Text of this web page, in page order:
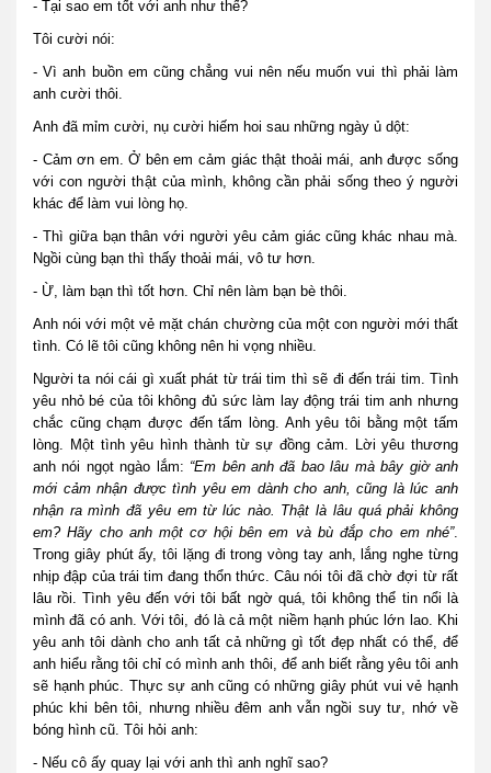
- Tại sao em tốt với anh như thế?
Tôi cười nói:
- Vì anh buồn em cũng chẳng vui nên nếu muốn vui thì phải làm
anh cười thôi.
Anh đã mỉm cười, nụ cười hiếm hoi sau những ngày ủ dột:
- Cảm ơn em. Ở bên em cảm giác thật thoải mái, anh được sống
với con người thật của mình, không cần phải sống theo ý người
khác để làm vui lòng họ.
- Thì giữa bạn thân với người yêu cảm giác cũng khác nhau mà.
Ngồi cùng bạn thì thấy thoải mái, vô tư hơn.
- Ừ, làm bạn thì tốt hơn. Chỉ nên làm bạn bè thôi.
Anh nói với một vẻ mặt chán chường của một con người mới thất
tình. Có lẽ tôi cũng không nên hi vọng nhiều.
Người ta nói cái gì xuất phát từ trái tim thì sẽ đi đến trái tim. Tình
yêu nhỏ bé của tôi không đủ sức làm lay động trái tim anh nhưng
chắc cũng chạm được đến tấm lòng. Anh yêu tôi bằng một tấm
lòng. Một tình yêu hình thành từ sự đồng cảm. Lời yêu thương
anh nói ngọt ngào lắm: “Em bên anh đã bao lâu mà bây giờ anh
mới cảm nhận được tình yêu em dành cho anh, cũng là lúc anh
nhận ra mình đã yêu em từ lúc nào. Thật là lâu quá phải không
em? Hãy cho anh một cơ hội bên em và bù đắp cho em nhé”.
Trong giây phút ấy, tôi lặng đi trong vòng tay anh, lắng nghe từng
nhịp đập của trái tim đang thổn thức. Câu nói tôi đã chờ đợi từ rất
lâu rồi. Tình yêu đến với tôi bất ngờ quá, tôi không thể tin nổi là
mình đã có anh. Với tôi, đó là cả một niềm hạnh phúc lớn lao. Khi
yêu anh tôi dành cho anh tất cả những gì tốt đẹp nhất có thể, để
anh hiểu rằng tôi chỉ có mình anh thôi, để anh biết rằng yêu tôi anh
sẽ hạnh phúc. Thực sự anh cũng có những giây phút vui vẻ hạnh
phúc khi bên tôi, nhưng nhiều đêm anh vẫn ngồi suy tư, nhớ về
bóng hình cũ. Tôi hỏi anh:
- Nếu cô ấy quay lại với anh thì anh nghĩ sao?